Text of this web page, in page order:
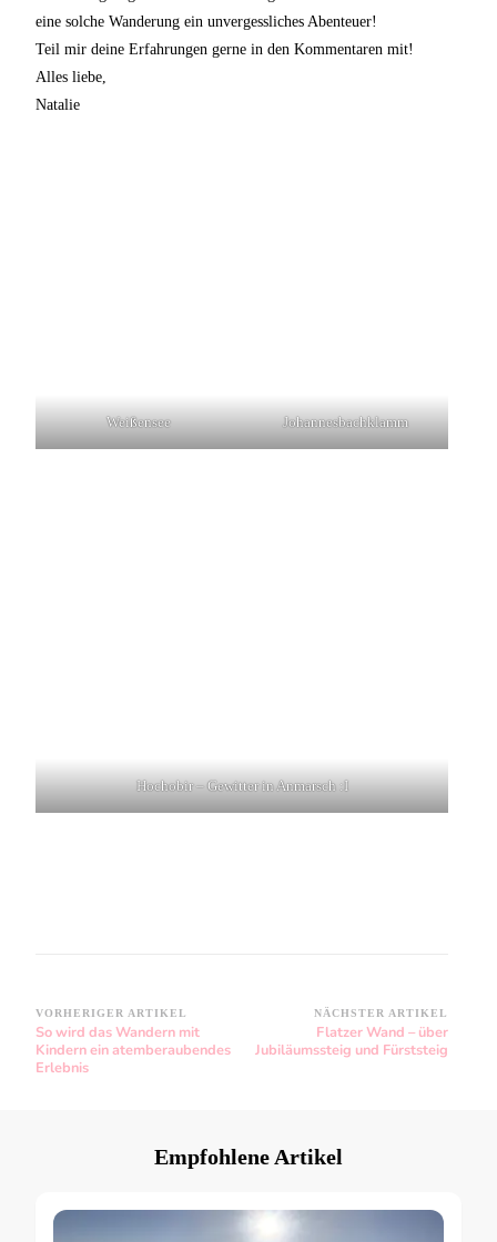
eine solche Wanderung ein unvergessliches Abenteuer!
Teil mir deine Erfahrungen gerne in den Kommentaren mit!
Alles liebe,
Natalie
Weißensee Johannesbachklamm
Hochobir – Gewitter in Anmarsch :I
Beitragsnavigation
VORHERIGER ARTIKEL
So wird das Wandern mit
Kindern ein atemberaubendes
Erlebnis
NÄCHSTER ARTIKEL
Flatzer Wand – über
Jubiläumssteig und Fürststeig
Empfohlene Artikel